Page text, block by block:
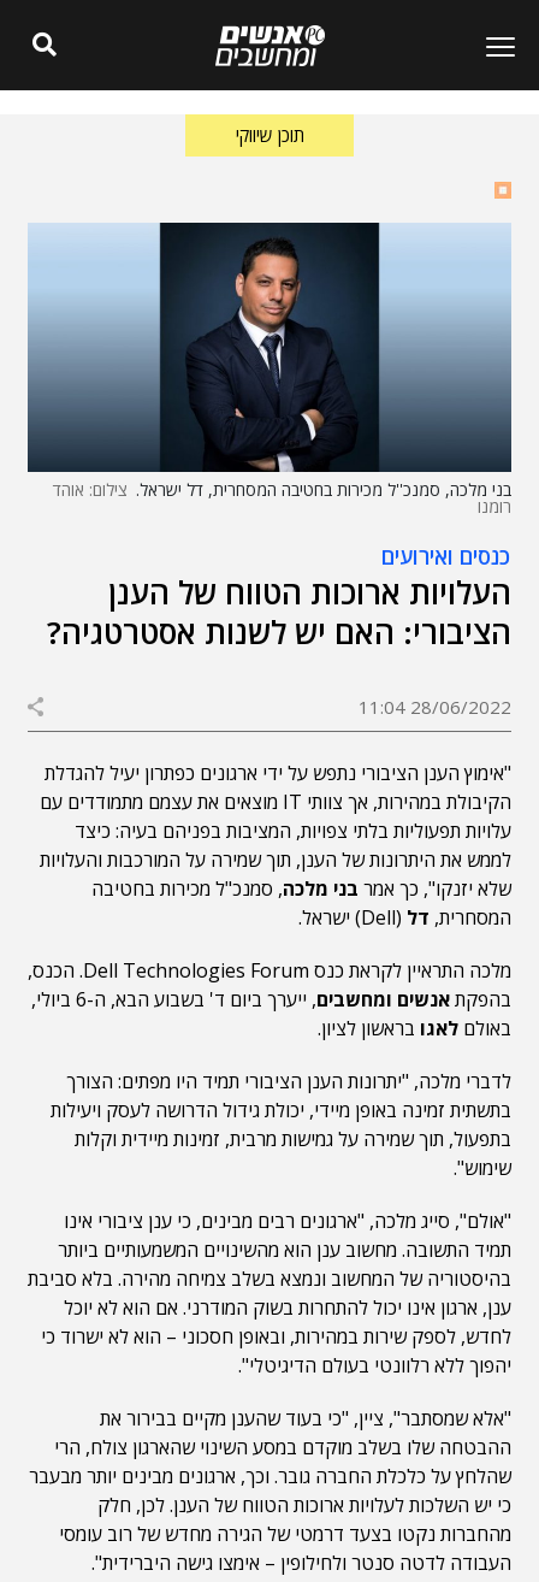
תוכן שיווקי
בני מלכה, סמנכ''ל מכירות בחטיבה המסחרית, דל ישראל. צילום: אוהד
רומנו
כנסים ואירועים
העלויות ארוכות הטווח של הענן
הציבורי: האם יש לשנות אסטרטגיה?
28/06/2022 11:04
"אימוץ הענן הציבורי נתפש על ידי ארגונים כפתרון יעיל להגדלת
הקיבולת במהירות, אך צוותי IT מוצאים את עצמם מתמודדים עם
עלויות תפעוליות בלתי צפויות, המציבות בפניהם בעיה: כיצד
לממש את היתרונות של הענן, תוך שמירה על המורכבות והעלויות
שלא יזנקו", כך אמר בני מלכה, סמנכ"ל מכירות בחטיבה
המסחרית, דל (Dell) ישראל.
מלכה התראיין לקראת כנס Dell Technologies Forum. הכנס,
בהפקתאנשים ומחשבים
, ייערך ביום ד' בשבוע הבא, ה-6 ביולי,
באולם לאגו בראשון לציון.
לדברי מלכה, "יתרונות הענן הציבורי תמיד היו מפתים: הצורך
בתשתית זמינה באופן מיידי, יכולת גידול הדרושה לעסק ויעילות
בתפעול, תוך שמירה על גמישות מרבית, זמינות מיידית וקלות
שימוש".
"אולם", סייג מלכה, "ארגונים רבים מבינים, כי ענן ציבורי אינו
תמיד התשובה. מחשוב ענן הוא מהשינויים המשמעותיים ביותר
בהיסטוריה של המחשוב ונמצא בשלב צמיחה מהירה. בלא סביבת
ענן, ארגון אינו יכול להתחרות בשוק המודרני. אם הוא לא יוכל
לחדש, לספק שירות במהירות, ובאופן חסכוני – הוא לא ישרוד כי
יהפוך ללא רלוונטי בעולם הדיגיטלי".
"אלא שמסתבר", ציין, "כי בעוד שהענן מקיים בבירור את
ההבטחה שלו בשלב מוקדם במסע השינוי שהארגון צולח, הרי
שהלחץ על כלכלת החברה גובר. וכך, ארגונים מבינים יותר מבעבר
כי יש השלכות לעלויות ארוכות הטווח של הענן. לכן, חלק
מהחברות נקטו בצעד דרמטי של הגירה מחדש של רוב עומסי
העבודה לדטה סנטר ולחילופין – אימצו גישה היברידית".